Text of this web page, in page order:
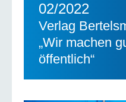
02/2022
Verlag
„Wir machen
öffentlich“